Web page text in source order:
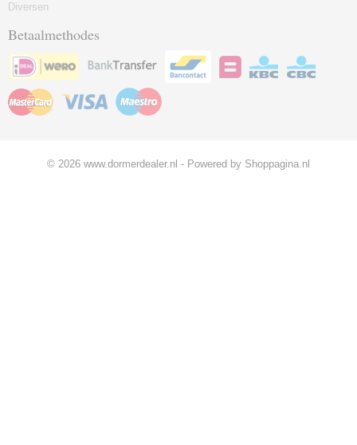
Diversen
Betaalmethodes
© 2026 www.dormerdealer.nl - Powered by Shoppagina.nl